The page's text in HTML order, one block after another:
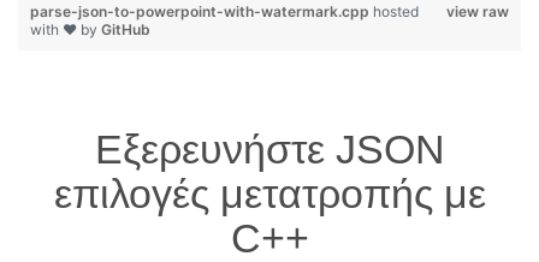
view raw
parse-json-to-powerpoint-with-watermark.cpp hosted
with ❤ by GitHub
Εξερευνήστε JSON
επιλογές μετατροπής με
C++